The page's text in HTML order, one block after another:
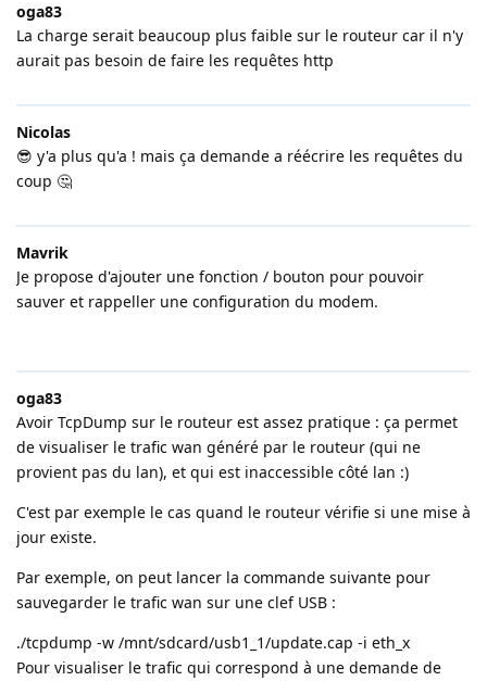
oga83
La charge serait beaucoup plus faible sur le routeur car il n'y
aurait pas besoin de faire les requêtes http
Nicolas
😎 y'a plus qu'a ! mais ça demande a réécrire les requêtes du
coup 🤔
Mavrik
Je propose d'ajouter une fonction / bouton pour pouvoir
sauver et rappeller une configuration du modem.
oga83
Avoir TcpDump sur le routeur est assez pratique : ça permet
de visualiser le trafic wan généré par le routeur (qui ne
provient pas du lan), et qui est inaccessible côté lan :)
C'est par exemple le cas quand le routeur vérifie si une mise à
jour existe.
Par exemple, on peut lancer la commande suivante pour
sauvegarder le trafic wan sur une clef USB :
./tcpdump -w /mnt/sdcard/usb1_1/update.cap -i eth_x
Pour visualiser le trafic qui correspond à une demande de